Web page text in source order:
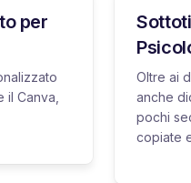
per
Canva,
Oltre ai
anche
pochi
copiate